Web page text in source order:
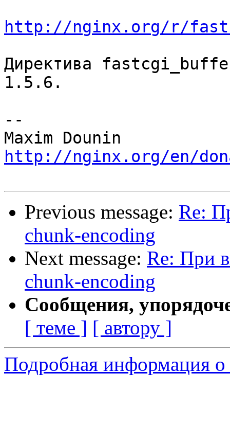
http://nginx.org/r/
Директива
1.5.6.
--
http://nginx.org/en/
Previous message: Re:
chunk-encoding
Next message: Re: При
chunk-encoding
Сообщения,
[ теме ] [ автору ]
Подробная информация